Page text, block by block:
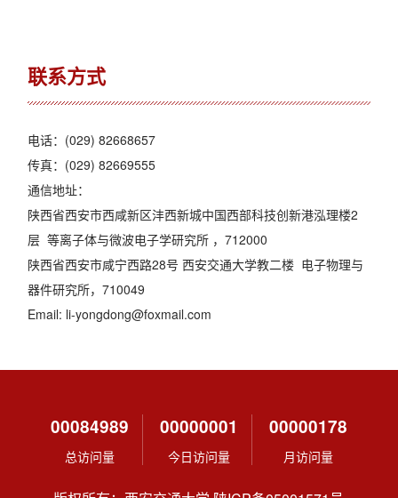
联系方式
电话：(029) 82668657
传真：(029) 82669555
通信地址：
陕西省西安市西咸新区沣西新城中国西部科技创新港泓理楼2
层 等离子体与微波电子学研究所 ，712000
陕西省西安市咸宁西路28号 西安交通大学教二楼 电子物理与
器件研究所，710049
Email: li-yongdong@foxmail.com
00084989
总访问量
00000001
今日访问量
00000178
月访问量